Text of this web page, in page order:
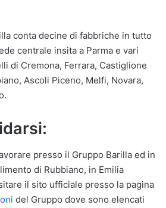
conta decine di fabbriche in tutto
centrale insita a Parma e vari
di Cremona, Ferrara, Castiglione
Ascoli Piceno, Melfi, Novara,
presso il Gruppo Barilla ed in
di Rubbiano, in Emilia
il sito ufficiale presso la pagina
del Gruppo dove sono elencati